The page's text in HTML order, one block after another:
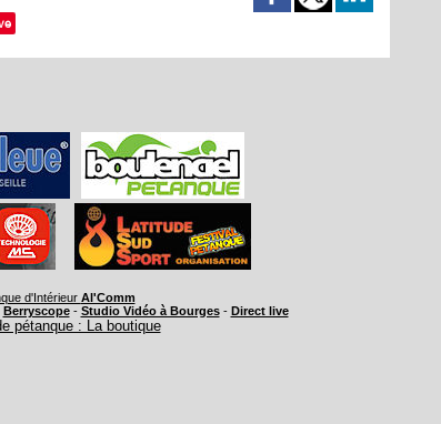
d'Intérieur Al'Comm
Berryscope- Studio Vidéo à Bourges- Direct live
pétanque : La boutique